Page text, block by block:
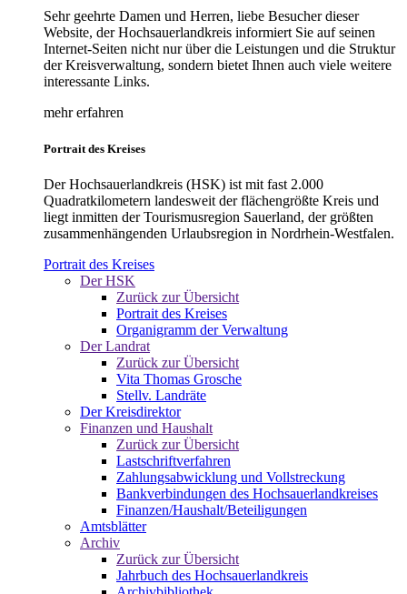
Sehr geehrte Damen und Herren, liebe Besucher dieser
Website, der Hochsauerlandkreis informiert Sie auf seinen
Internet-Seiten nicht nur über die Leistungen und die Struktur
der Kreisverwaltung, sondern bietet Ihnen auch viele weitere
interessante Links.
mehr erfahren
Portrait des Kreises
Der Hochsauerlandkreis (HSK) ist mit fast 2.000
Quadratkilometern landesweit der flächengrößte Kreis und
liegt inmitten der Tourismusregion Sauerland, der größten
zusammenhängenden Urlaubsregion in Nordrhein-Westfalen.
Portrait des Kreises
Der HSK
Zurück zur Übersicht
Portrait des Kreises
Organigramm der Verwaltung
Der Landrat
Zurück zur Übersicht
Vita Thomas Grosche
Stellv. Landräte
Der Kreisdirektor
Finanzen und Haushalt
Zurück zur Übersicht
Lastschriftverfahren
Zahlungsabwicklung und Vollstreckung
Bankverbindungen des Hochsauerlandkreises
Finanzen/Haushalt/Beteiligungen
Amtsblätter
Archiv
Zurück zur Übersicht
Jahrbuch des Hochsauerlandkreis